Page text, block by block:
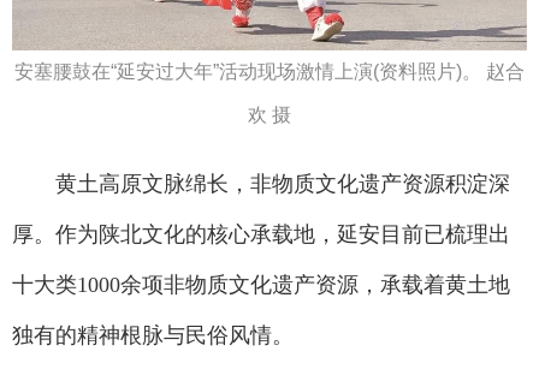
安塞腰鼓在“延安过大年”活动现场激情上演(资料照片)。 赵合
欢 摄
黄土高原文脉绵长，非物质文化遗产资源积淀深
厚。作为陕北文化的核心承载地，延安目前已梳理出
十大类1000余项非物质文化遗产资源，承载着黄土地
独有的精神根脉与民俗风情。